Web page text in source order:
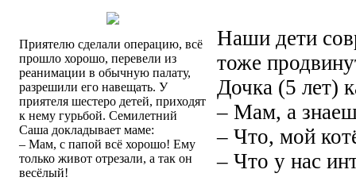
Приятелю сделали операцию, всё
прошло хорошо, перевели из
реанимации в обычную палату,
разрешили его навещать. У
приятеля шестеро детей, приходят
к нему гурьбой. Семилетний
Саша докладывает маме:
– Мам, с папой всё хорошо! Ему
только живот отрезали, а так он
весёлый!
Наши дети
тоже
Дочка (5 лет)
– Мам, а
– Что, мой
– Что у нас